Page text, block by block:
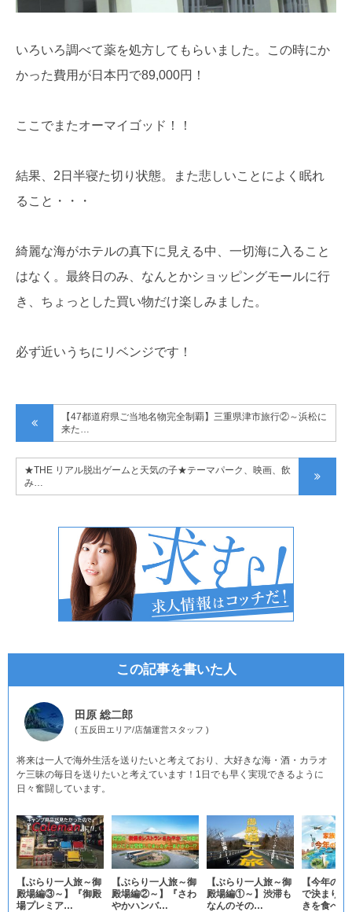
いろいろ調べて薬を処方してもらいました。この時にか
かった費用が日本円で89,000円！
ここでまたオーマイゴッド！！
結果、2日半寝た切り状態。また悲しいことによく眠れ
ること・・・
綺麗な海がホテルの真下に見える中、一切海に入ること
はなく。最終日のみ、なんとかショッピングモールに行
き、ちょっとした買い物だけ楽しみました。
必ず近いうちにリベンジです！
【47都道府県ご当地名物完全制覇】三重県津市旅行②～浜松に
来た…
★THE リアル脱出ゲームと天気の子★テーマパーク、映画、飲
み…
この記事を書いた人
田原 総二郎
( 五反田エリア/店舗運営スタッフ )
将来は一人で海外生活を送りたいと考えており、大好きな海・酒・カラオ
ケ三昧の毎日を送りたいと考えています！1日でも早く実現できるように
日々奮闘しています。
【ぶらり一人旅～御
殿場編③～】『御殿
場プレミア…
【ぶらり一人旅～御
殿場編②～】『さわ
やかハンバ…
【ぶらり一人旅～御
殿場編①～】渋滞も
なんのその…
【今年の
で決まり】
きを食べ